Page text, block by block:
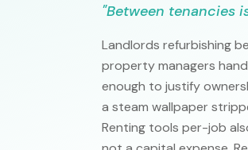
"Between tenancies
Landlords refurbishing
property managers
enough to justify
a steam wallpaper
Renting tools per-job